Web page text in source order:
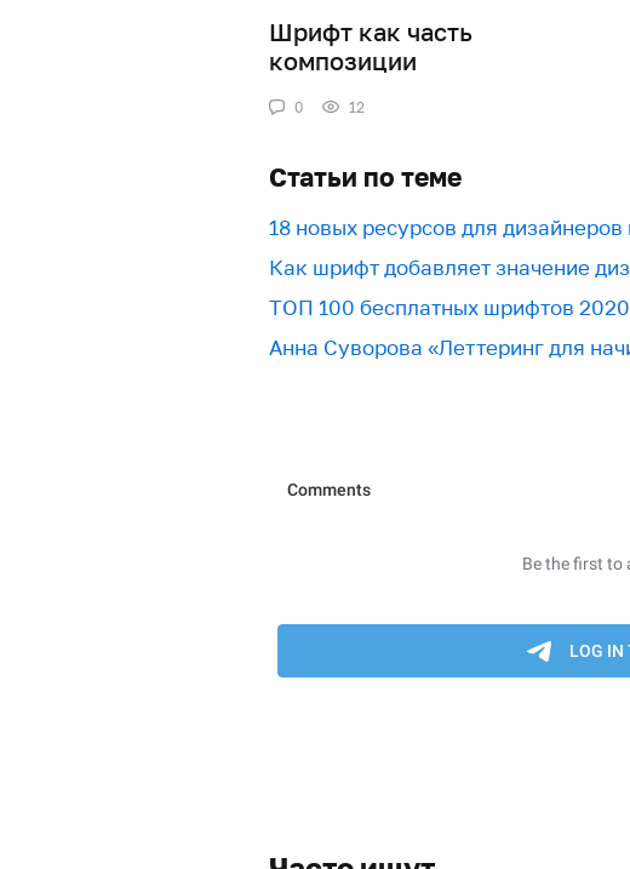
Шрифт как часть
композиции
0 12
Статьи по теме
18 новых ресурсов для дизайнеров
Как шрифт добавляет значение
ТОП 100 бесплатных шрифтов 2020
Анна Суворова «Леттеринг для